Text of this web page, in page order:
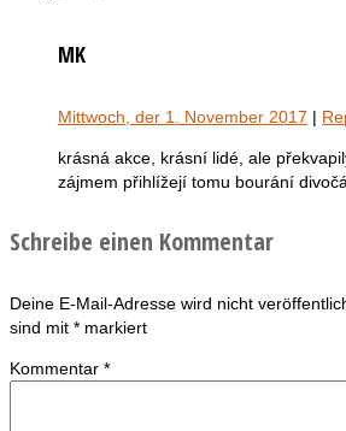
MK
Mittwoch, der 1. November 2017 |
krásná akce, krásní lidé, ale
zájmem přihlížejí tomu bourání
Schreibe einen Kommentar
Deine E-Mail-Adresse wird nicht
sind mit * markiert
Kommentar *